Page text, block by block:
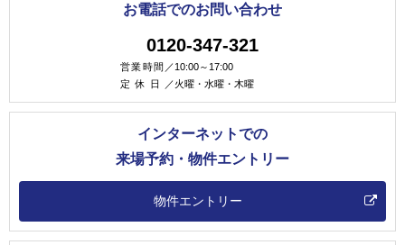
お電話でのお問い合わせ
0120-347-321
営業時間／10:00～17:00
定休日／火曜・水曜・木曜
インターネットでの
来場予約・物件エントリー
物件エントリー